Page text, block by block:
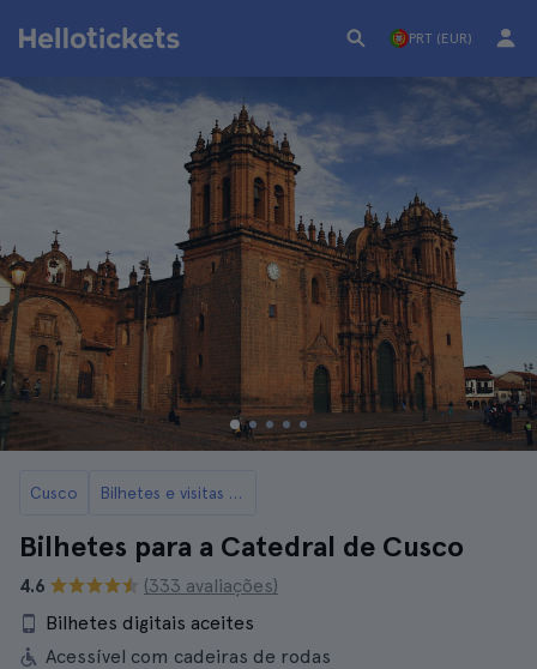
PRT (EUR)
Cusco Bilhetes e visitas à Catedral de Cusco
Bilhetes para a Catedral de Cusco
4.6
(333 avaliações)
Bilhetes digitais aceites
Acessível com cadeiras de rodas